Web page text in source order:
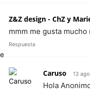
Z&Z design - ChZ y
mmm me gusta
Respuesta
Caruso 13
Hola